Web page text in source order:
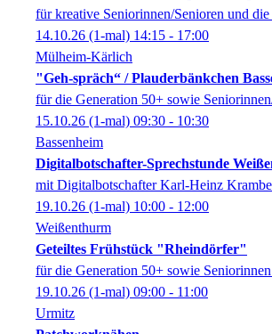
für kreative Seniorinnen/Senioren und
14.10.26 (1-mal) 14:15 - 17:00
Mülheim-Kärlich
"Geh-spräch“ / Plauderbänkchen
für die Generation 50+ sowie
15.10.26 (1-mal) 09:30 - 10:30
Bassenheim
Digitalbotschafter-Sprechstunde
mit Digitalbotschafter Karl-Heinz
19.10.26 (1-mal) 10:00 - 12:00
Weißenthurm
Geteiltes Frühstück "Rheindörfer"
für die Generation 50+ sowie
19.10.26 (1-mal) 09:00 - 11:00
Urmitz